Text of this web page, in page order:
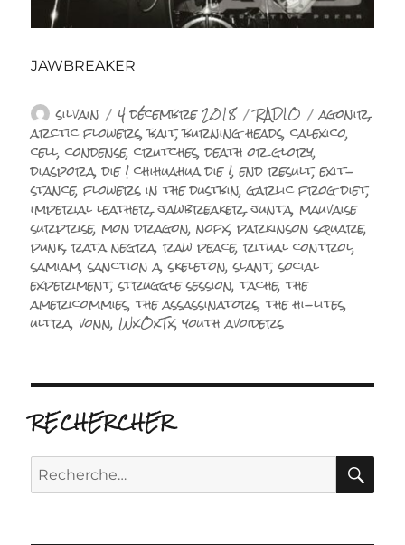
JAWBREAKER
Auteur
silvain Publié
le
4 décembre 2018 Catégories
RADIO Étiquettes
agonir,
arctic flowers,bait,burning heads,calexico,
cell,condense,crutches,death or glory,
diaspora,die ! chihuahua die !,end result,exit-
stance,flowers in the dustbin,garlic frog diet,
imperial leather,jawbreaker,junta,mauvaise
surprise,mon dragon,nofx,parkinson square,
punk,rata negra,raw peace,ritual control,
samiam,sanction a,skeleton,slant,social
experiment,struggle session,tache,the
americommies,the assassinators,the hi-lites,
ultra,vonn,WxOxTx,youth avoiders
RECHERCHER
Recherche
pour :